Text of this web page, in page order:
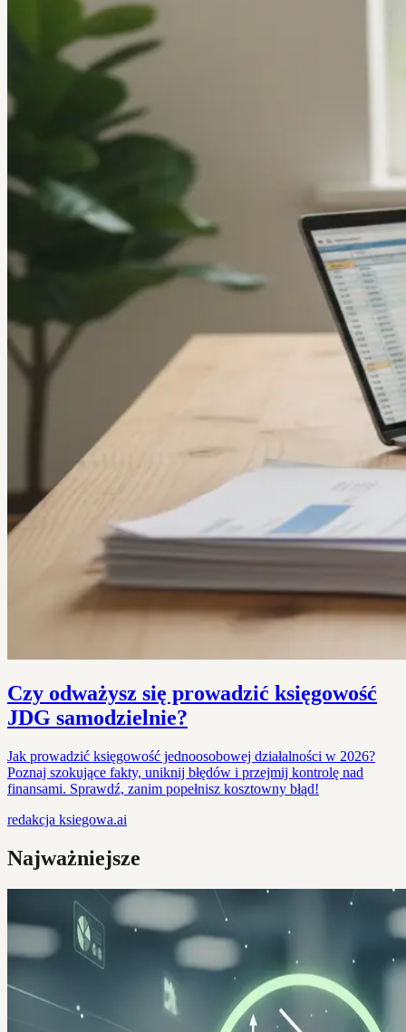
Czy odważysz się prowadzić księgowość
JDG samodzielnie?
Jak prowadzić księgowość jednoosobowej działalności w 2026?
Poznaj szokujące fakty, uniknij błędów i przejmij kontrolę nad
finansami. Sprawdź, zanim popełnisz kosztowny błąd!
redakcja ksiegowa.ai
Najważniejsze